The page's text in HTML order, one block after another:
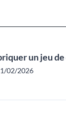
un jeu
02/2026